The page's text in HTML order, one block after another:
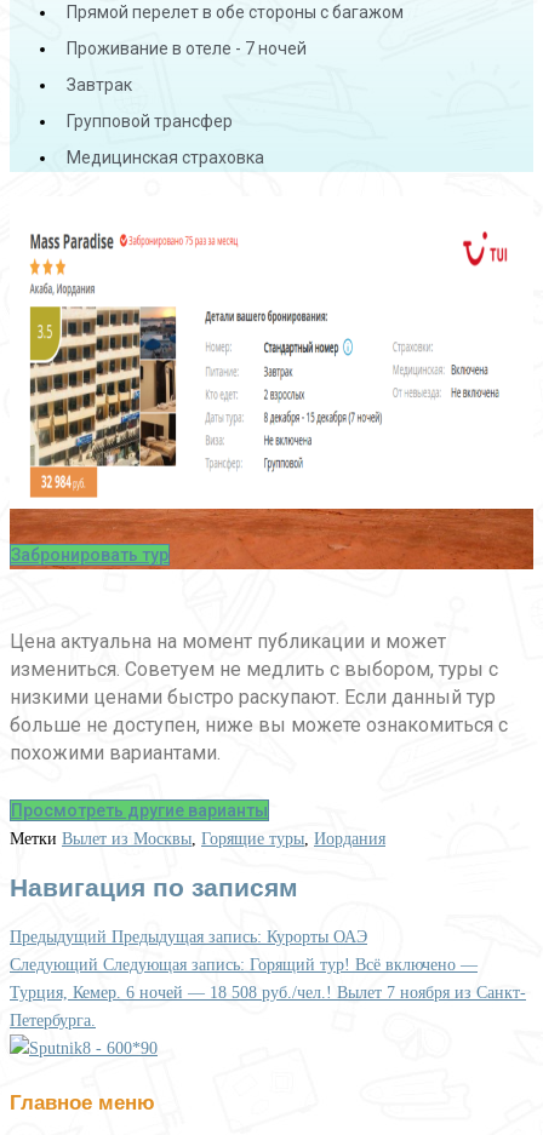
Прямой перелет в обе стороны с багажом
Проживание в отеле - 7 ночей
Завтрак
Групповой трансфер
Медицинская страховка
Забронировать тур
Цена актуальна на момент публикации и может
измениться. Советуем не медлить с выбором, туры с
низкими ценами быстро раскупают. Если данный тур
больше не доступен, ниже вы можете ознакомиться c
похожими вариантами.
Просмотреть другие варианты
Метки Вылет из Москвы Горящие туры Иордания
Навигация по записям
Предыдущий Предыдущая запись: Курорты ОАЭ
Следующий Следующая запись: Горящий тур! Всё включено —
Турция, Кемер. 6 ночей — 18 508 руб./чел.! Вылет 7 ноября из Санкт-
Петербурга.
Главное меню